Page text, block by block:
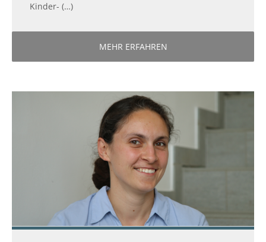
Kinder- (…)
MEHR ERFAHREN